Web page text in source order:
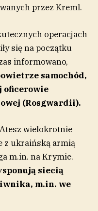
przez Kreml.
operacjach
się na początku
informowano,
samochód,
oficerowie
(Rosgwardii).
wielokrotnie
z ukraińską armią
m.in. na Krymie.
siecią
m.in. we